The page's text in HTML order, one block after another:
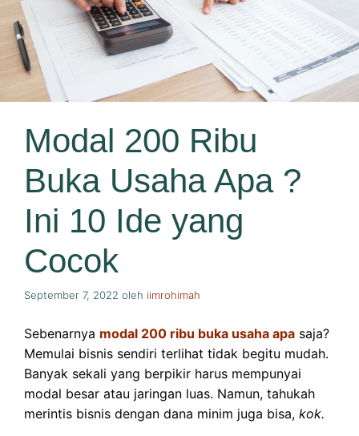
Modal 200 Ribu
Buka Usaha Apa ?
Ini 10 Ide yang
Cocok
September 7, 2022 oleh iimrohimah
Sebenarnya modal 200 ribu buka usaha apa saja?
Memulai bisnis sendiri terlihat tidak begitu mudah.
Banyak sekali yang berpikir harus mempunyai
modal besar atau jaringan luas. Namun, tahukah
merintis bisnis dengan dana minim juga bisa, kok.